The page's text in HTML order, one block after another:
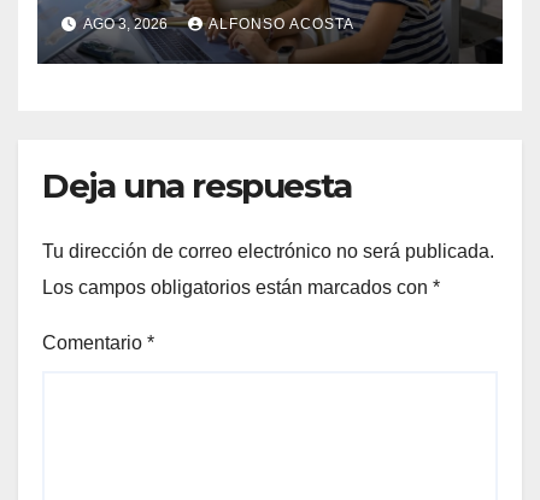
AGO 3, 2026 ALFONSO ACOSTA
Deja una respuesta
Tu dirección de correo electrónico no será publicada.
Los campos obligatorios están marcados con *
Comentario *